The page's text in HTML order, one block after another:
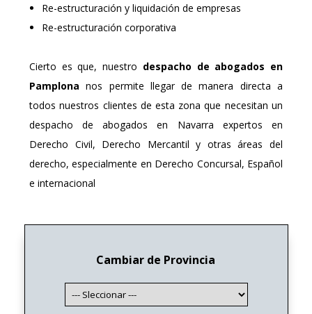
Re-estructuración y liquidación de empresas
Re-estructuración corporativa
Cierto es que, nuestro despacho de abogados en
Pamplona nos permite llegar de manera directa a
todos nuestros clientes de esta zona que necesitan un
despacho de abogados en Navarra expertos en
Derecho Civil, Derecho Mercantil y otras áreas del
derecho, especialmente en Derecho Concursal, Español
e internacional
Cambiar de Provincia